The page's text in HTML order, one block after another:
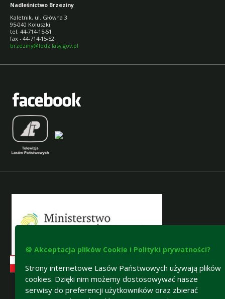
Nadleśnictwo Brzeziny
Kaletnik, ul. Główna 3
95-040 Koluszki
tel. 44-714-15-51
fax - 44-714-15-52
brzeziny@lodz.lasy.gov.pl
🍪 Akceptacja plików Cookie i Polityki prywatności?
Strony internetowe Lasów Państwowych używają plików
cookies. Dzięki nim możemy dostosowywać nasze
serwisy do preferencji użytkowników oraz zbierać